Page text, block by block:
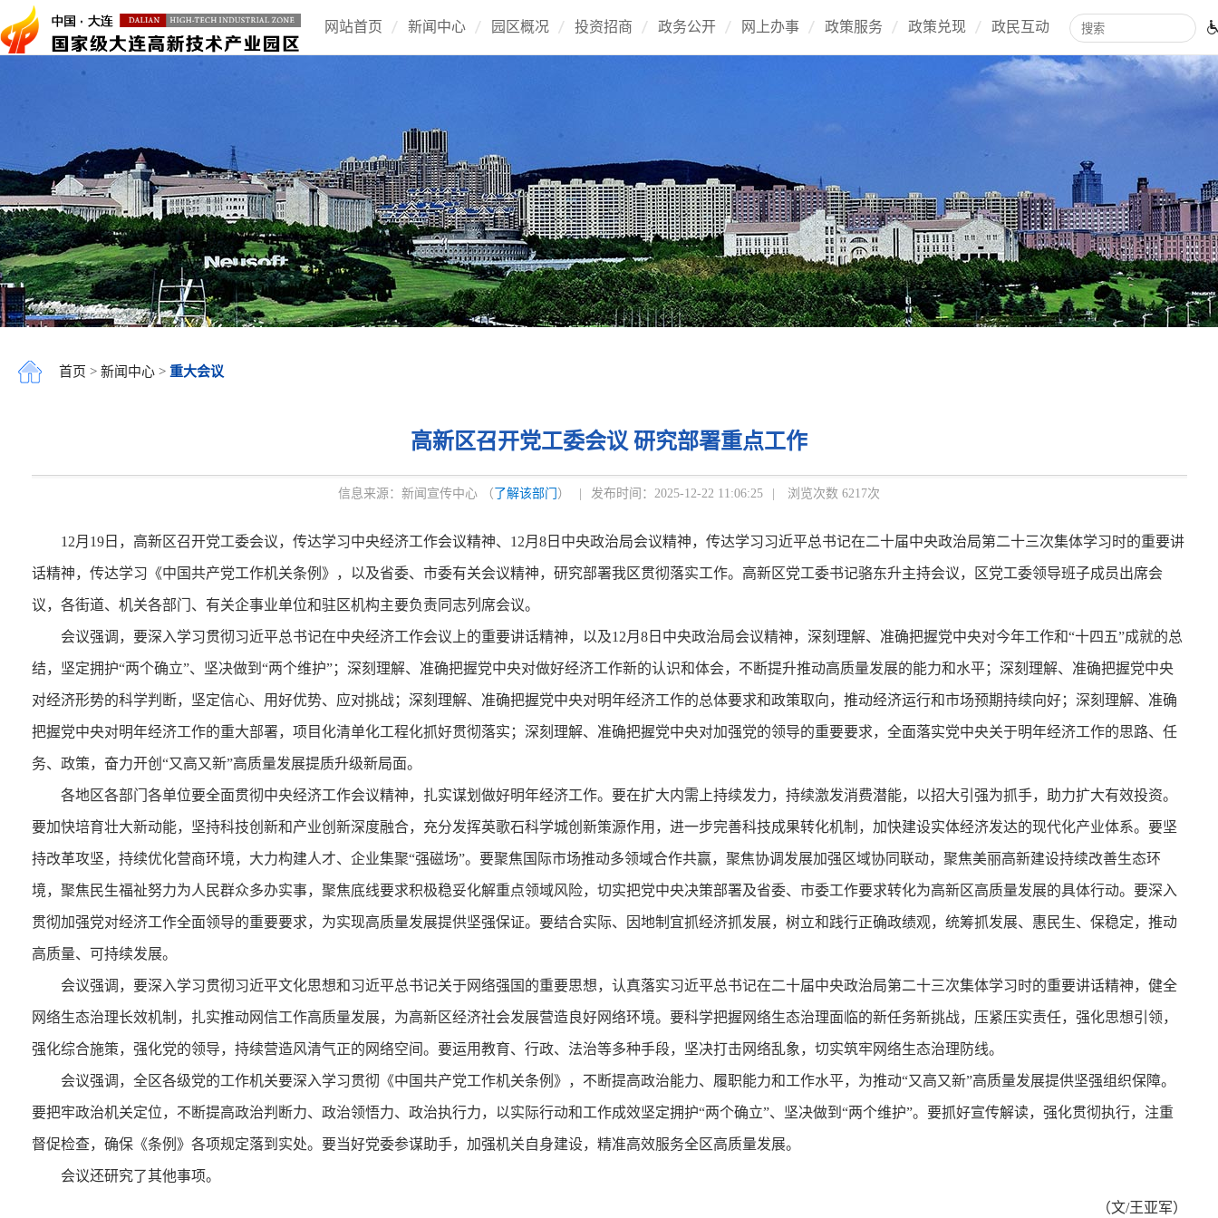
网站首页 新闻中心 园区概况 投资招商 政务公开 网上办事 政策服务 政策兑现 政民互动
首页 > 新闻中心>重大会议
高新区召开党工委会议 研究部署重点工作
信息来源：新闻宣传中心 （ 了解该部门 ） 发布时间：2025-12-22 11:06:25 浏览次数 6217次
12月19日，高新区召开党工委会议，传达学习中央经济工作会议精神、12月8日中央政治局会议精神，传达学习习近平总书记在二十届中央政治局第二十三次集体学习时的重要讲
话精神，传达学习《中国共产党工作机关条例》，以及省委、市委有关会议精神，研究部署我区贯彻落实工作。高新区党工委书记骆东升主持会议，区党工委领导班子成员出席会
议，各街道、机关各部门、有关企事业单位和驻区机构主要负责同志列席会议。
会议强调， 要深入学习贯彻习近平总书记在中央经济工作会议上的重要讲话精神，以及12月8日中央政治局会议精神，深刻理解、准确把握党中央对今年工作和“十四五”成就的总
结，坚定拥护“两个确立”、坚决做到“两个维护”；深刻理解、准确把握党中央对做好经济工作新的认识和体会，不断提升推动高质量发展的能力和水平；深刻理解、准确把握党中央
对经济形势的科学判断，坚定信心、用好优势、应对挑战；深刻理解、准确把握党中央对明年经济工作的总体要求和政策取向，推动经济运行和市场预期持续向好；深刻理解、准确
把握党中央对明年经济工作的重大部署，项目化清单化工程化抓好贯彻落实；深刻理解、准确把握党中央对加强党的领导的重要要求，全面落实党中央关于明年经济工作的思路、任
务、政策，奋力开创“又高又新”高质量发展提质升级新局面。
各地区各部门各单位要全面贯彻中央经济工作会议精神，扎实谋划做好明年经济工作。要在扩大内需上持续发力，持续激发消费潜能，以招大引强为抓手，助力扩大有效投资。
要加快培育壮大新动能，坚持科技创新和产业创新深度融合，充分发挥英歌石科学城创新策源作用，进一步完善科技成果转化机制，加快建设实体经济发达的现代化产业体系。要坚
持改革攻坚，持续优化营商环境，大力构建人才、企业集聚“强磁场”。要聚焦国际市场推动多领域合作共赢，聚焦协调发展加强区域协同联动，聚焦美丽高新建设持续改善生态环
境，聚焦民生福祉努力为人民群众多办实事，聚焦底线要求积极稳妥化解重点领域风险，切实把党中央决策部署及省委、市委工作要求转化为高新区高质量发展的具体行动。要深入
贯彻加强党对经济工作全面领导的重要要求，为实现高质量发展提供坚强保证。要结合实际、因地制宜抓经济抓发展，树立和践行正确政绩观，统筹抓发展、惠民生、保稳定，推动
高质量、可持续发展。
会议强调， 要深入学习贯彻习近平文化思想和习近平总书记关于网络强国的重要思想，认真落实习近平总书记在二十届中央政治局第二十三次集体学习时的重要讲话精神，健全
网络生态治理长效机制，扎实推动网信工作高质量发展，为高新区经济社会发展营造良好网络环境。要科学把握网络生态治理面临的新任务新挑战，压紧压实责任，强化思想引领，
强化综合施策，强化党的领导，持续营造风清气正的网络空间。要运用教育、行政、法治等多种手段，坚决打击网络乱象，切实筑牢网络生态治理防线。
会议强调， 全区各级党的工作机关要深入学习贯彻《中国共产党工作机关条例》，不断提高政治能力、履职能力和工作水平，为推动“又高又新”高质量发展提供坚强组织保障。
要把牢政治机关定位，不断提高政治判断力、政治领悟力、政治执行力，以实际行动和工作成效坚定拥护“两个确立”、坚决做到“两个维护”。要抓好宣传解读，强化贯彻执行，注重
督促检查，确保《条例》各项规定落到实处。要当好党委参谋助手，加强机关自身建设，精准高效服务全区高质量发展。
会议还研究了其他事项。
（文/王亚军）